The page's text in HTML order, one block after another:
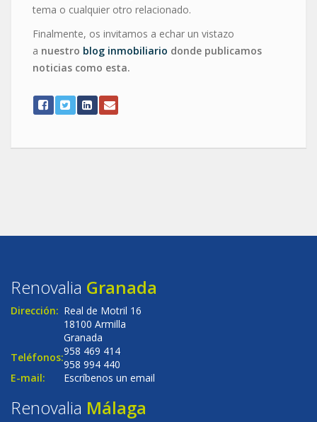
tema o cualquier otro relacionado.
Finalmente, os invitamos a echar un vistazo
a nuestro blog inmobiliario donde publicamos
noticias como esta.
Renovalia Granada
Dirección: Real de Motril 16
18100 Armilla
Granada
Teléfonos:958 469 414
958 994 440
E-mail:
Escríbenos un email
Renovalia Málaga